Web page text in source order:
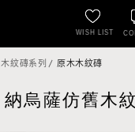
WISH LIST
木紋磚系列 原木木紋磚
納烏薩仿舊木